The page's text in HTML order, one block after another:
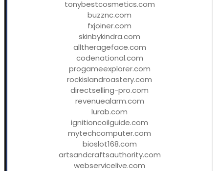
tonybestcosmetics.com
buzznc.com
fxjoiner.com
skinbykindra.com
alltherageface.com
codenational.com
progameexplorer.com
rockislandroastery.com
directselling-pro.com
revenuealarm.com
lurab.com
ignitioncoilguide.com
mytechcomputer.com
bioslot168.com
artsandcraftsauthority.com
webservicelive.com